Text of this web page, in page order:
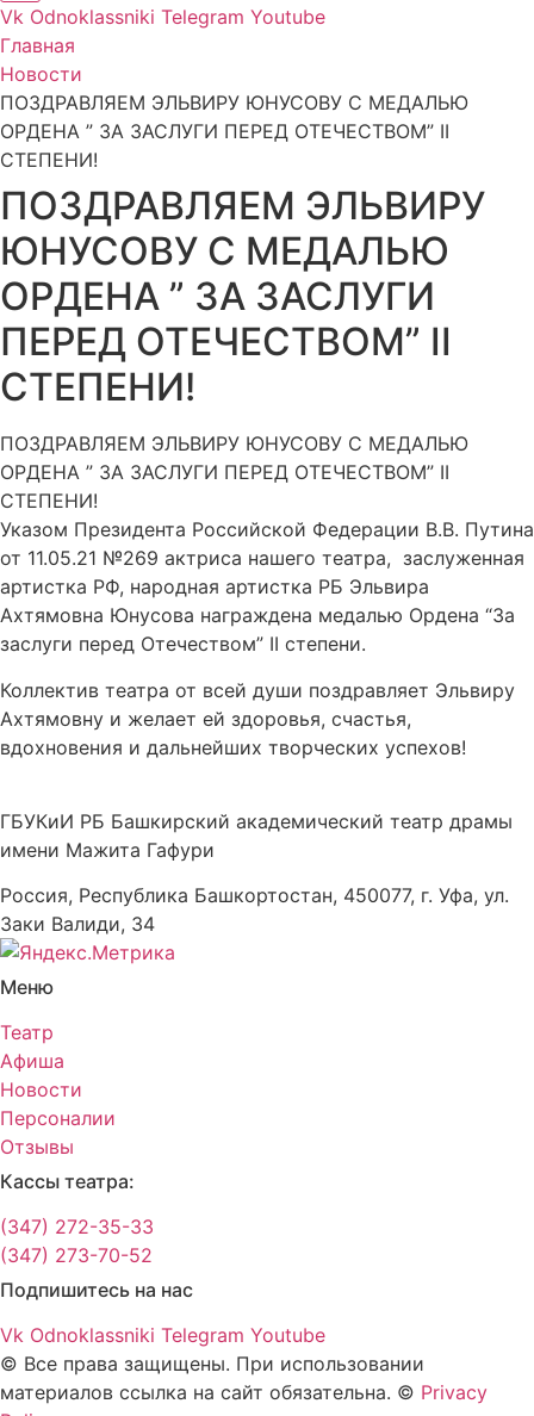
Vk Odnoklassniki Telegram Youtube
Главная
Новости
ПОЗДРАВЛЯЕМ ЭЛЬВИРУ ЮНУСОВУ С МЕДАЛЬЮ
ОРДЕНА ” ЗА ЗАСЛУГИ ПЕРЕД ОТЕЧЕСТВОМ” II
СТЕПЕНИ!
ПОЗДРАВЛЯЕМ ЭЛЬВИРУ
ЮНУСОВУ С МЕДАЛЬЮ
ОРДЕНА ” ЗА ЗАСЛУГИ
ПЕРЕД ОТЕЧЕСТВОМ” II
СТЕПЕНИ!
ПОЗДРАВЛЯЕМ ЭЛЬВИРУ ЮНУСОВУ С МЕДАЛЬЮ
ОРДЕНА ” ЗА ЗАСЛУГИ ПЕРЕД ОТЕЧЕСТВОМ” II
СТЕПЕНИ!
Указом Президента Российской Федерации В.В. Путина
от 11.05.21 №269 актриса нашего театра, заслуженная
артистка РФ, народная артистка РБ Эльвира
Ахтямовна Юнусова награждена медалью Ордена “За
заслуги перед Отечеством” II степени.
Коллектив театра от всей души поздравляет Эльвиру
Ахтямовну и желает ей здоровья, счастья,
вдохновения и дальнейших творческих успехов!
ГБУКиИ РБ Башкирский академический театр драмы
имени Мажита Гафури
Россия, Республика Башкортостан, 450077, г. Уфа, ул.
Заки Валиди, 34
Меню
Театр
Афиша
Новости
Персоналии
Отзывы
Кассы театра:
(347) 272-35-33
(347) 273-70-52
Подпишитесь на нас
Vk Odnoklassniki Telegram Youtube
© Все права защищены. При использовании
материалов ссылка на сайт обязательна. © Privacy